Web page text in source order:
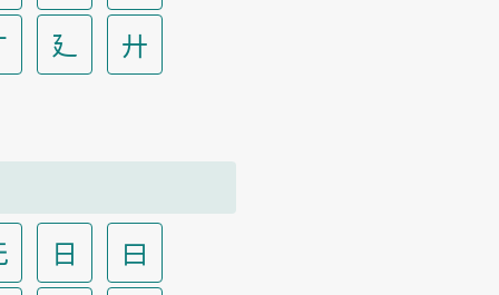
廴
廾
日
曰